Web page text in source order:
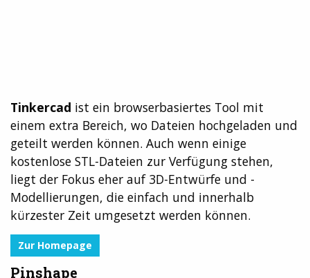
Tinkercad ist ein browserbasiertes Tool mit
einem extra Bereich, wo Dateien hochgeladen und
geteilt werden können. Auch wenn einige
kostenlose STL-Dateien zur Verfügung stehen,
liegt der Fokus eher auf 3D-Entwürfe und -
Modellierungen, die einfach und innerhalb
kürzester Zeit umgesetzt werden können.
Zur Homepage
Pinshape